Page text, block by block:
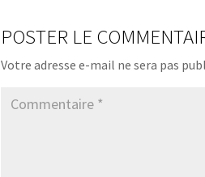
POSTER LE
Votre adresse e-mail ne sera pas